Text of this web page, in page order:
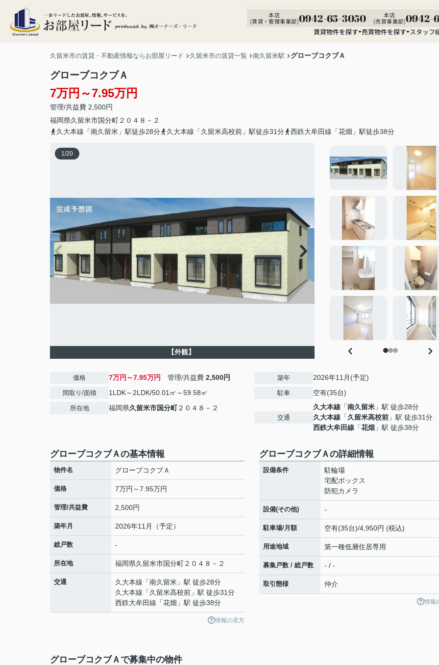
本店
(賃貸・管理事業部)0942-65-3050
本店
(売買事業部)0942-
賃貸物件を探す 売買物件を探す スタッフ
久留米市の賃貸・不動産情報ならお部屋リード 久留米市の賃貸一覧 南久留米駅 グローブコクブＡ
グローブコクブＡ
7万円～7.95万円
管理/共益費 2,500円
福岡県久留米市国分町２０４８－２
久大本線「南久留米」駅徒歩28分
久大本線「久留米高校前」駅徒歩31分 西鉄大牟田線「花畑」駅徒歩38分
1/20
【外観】
価格 7万円～7.95万円 管理/共益費 2,500円
間取り/面積 1LDK～2LDK/50.01㎡～59.58㎡
所在地 福岡県久留米市国分町２０４８－２
築年 2026年11月(予定)
駐車 空有(35台)
交通
久大本線 「南久留米 」駅 徒歩28分
久大本線 「久留米高校前 」駅 徒歩31分
西鉄大牟田線 「花畑 」駅 徒歩38分
グローブコクブＡの基本情報
物件名 グローブコクブＡ
価格 7万円～7.95万円
管理/共益費 2,500円
築年月 2026年11月（予定）
総戸数 -
所在地 福岡県久留米市国分町２０４８－２
交通 久大本線 「南久留米 」駅 徒歩28分
久大本線 「久留米高校前 」駅 徒歩31分
西鉄大牟田線 「花畑 」駅 徒歩38分
情報の見方
グローブコクブＡの詳細情報
設備条件
駐輪場
宅配ボックス
防犯カメラ
設備(その他) -
駐車場/月額 空有(35台)/4,950円 (税込)
用途地域 第一種低層住居専用
募集戸数 / 総戸数 - / -
取引態様 仲介
情報
グローブコクブＡで募集中の物件